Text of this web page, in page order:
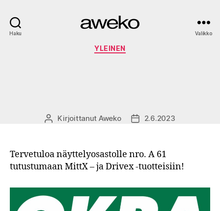
Haku Valikko
Kategoriat
YLEINEN
Kirjoittaja
Kirjoittanut Aweko Julkaisupäivämäärä
2.6.2023
Tervetuloa näyttelyosastolle nro. A 61
tutustumaan MittX – ja Drivex -tuotteisiin!